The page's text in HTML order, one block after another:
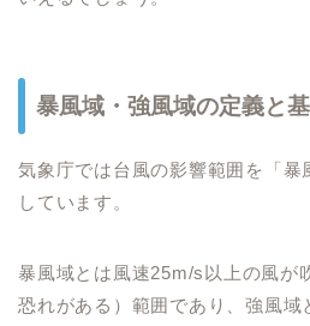
暴風域・強風域の定義と
気象庁では台風の影響範囲を「暴
しています。
暴風域とは風速25m/s以上の風が
恐れがある）範囲であり、強風